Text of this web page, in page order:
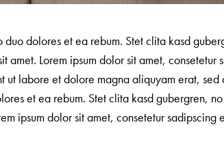
duo dolores et ea rebum. Stet clita kasd
amet. Lorem ipsum dolor sit amet,
ut labore et dolore magna aliquyam erat,
et ea rebum. Stet clita kasd gubergren,
ipsum dolor sit amet, consetetur sadipscing